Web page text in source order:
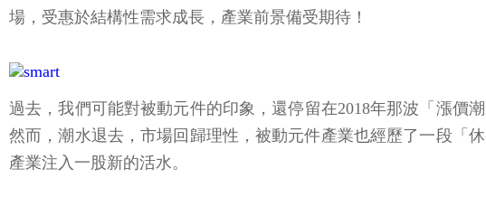
場，受惠於結構性需求成長，產業前景備受期待！
過去，我們可能對被動元件的印象，還停留在2018年那波「漲價
然而，潮水退去，市場回歸理性，被動元件產業也經歷了一段「
產業注入一股新的活水。